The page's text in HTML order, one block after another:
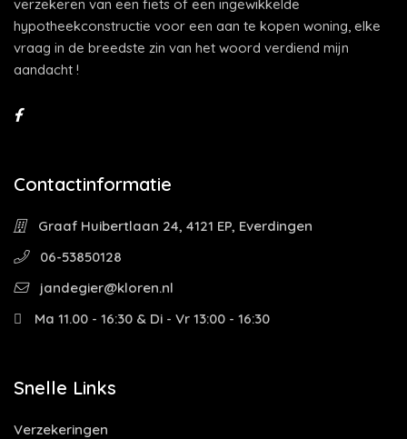
verzekeren van een fiets of een ingewikkelde
hypotheekconstructie voor een aan te kopen woning, elke
vraag in de breedste zin van het woord verdiend mijn
aandacht !
Contactinformatie
Graaf Huibertlaan 24, 4121 EP, Everdingen
06-53850128
jandegier@kloren.nl
Ma 11.00 - 16:30 & Di - Vr 13:00 - 16:30
Snelle Links
Verzekeringen